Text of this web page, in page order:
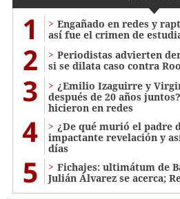
1
Engañado en redes y
así fue el crimen de
2
Periodistas advierten
si se dilata caso contra
3
¿Emilio Izaguirre y
después de 20 años
hicieron en redes
4
¿De qué murió el padre
impactante revelación y
días
5
Fichajes: ultimátum de
Julián Álvarez se acerca;